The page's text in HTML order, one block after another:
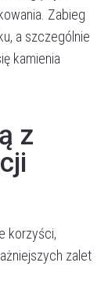
Zabieg
a szczególnie
kamienia
z
korzyści,
zalet